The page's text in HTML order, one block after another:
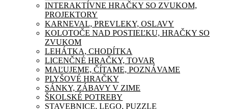
INTERAKTÍVNE HRAČKY SO ZVUKOM,
PROJEKTORY
KARNEVAL, PREVLEKY, OSLAVY
KOLOTOČE NAD POSTIEĽKU, HRAČKY SO
ZVUKOM
LEHÁTKA, CHODÍTKA
LICENČNÉ HRAČKY, TOVAR
MAĽUJEME, ČÍTAME, POZNÁVAME
PLYŠOVÉ HRAČKY
SÁNKY, ZÁBAVY V ZIME
ŠKOLSKÉ POTREBY
STAVEBNICE, LEGO, PUZZLE